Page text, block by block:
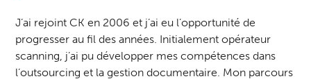
J’ai rejoint CK en 2006 et j’ai eu l’opportunité de
progresser au fil des années. Initialement opérateur
scanning, j’ai pu développer mes compétences dans
l’outsourcing et la gestion documentaire. Mon parcours